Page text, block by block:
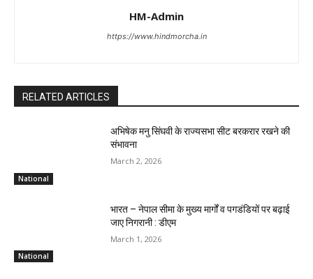
HM-Admin
https://www.hindmorcha.in
RELATED ARTICLES
National
अभिषेक मनु सिंघवी के राज्यसभा सीट बरकरार रखने की
संभावना
March 2, 2026
National
भारत – नेपाल सीमा के मुख्य मार्गों व पगडंडियों पर बढ़ाई
जाए निगरानी : डीएम
March 1, 2026